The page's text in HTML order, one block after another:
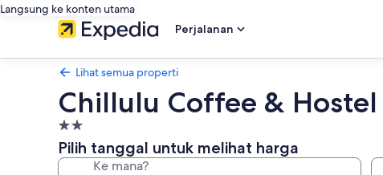
Langsung ke konten utama
Perjalanan
Lihat semua properti
Chillulu Coffee & Hostel
Properti
bintang
2.0
Pilih tanggal untuk melihat harga
Ke mana?